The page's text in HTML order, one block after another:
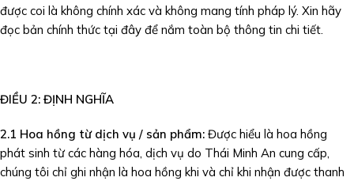
được coi là không chính xác và không mang tính pháp lý. Xin hãy
đọc bản chính thức tại đây để nắm toàn bộ thông tin chi tiết.
ĐIỀU 2: ĐỊNH NGHĨA
2.1 Hoa hồng từ dịch vụ / sản phẩm: Được hiểu là hoa hồng
phát sinh từ các hàng hóa, dịch vụ do Thái Minh An cung cấp,
chúng tôi chỉ ghi nhận là hoa hồng khi và chỉ khi nhận được thanh